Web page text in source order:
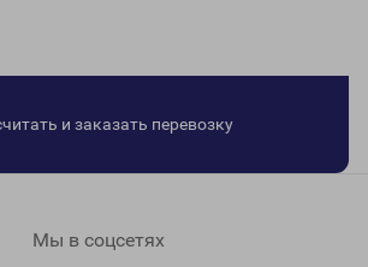
и заказать перевозку
Мы в соцсетях